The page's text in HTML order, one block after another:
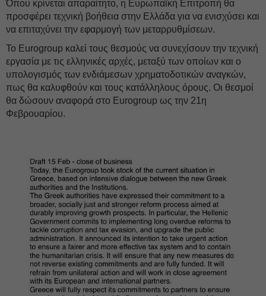
Όπου κρίνεται απαραίτητο, η Ευρωπαϊκή Επιτροπή θα
προσφέρει τεχνική βοήθεια στην Ελλάδα για να ενισχύσει και
να επιταχύνει την εφαρμογή των μεταρρυθμίσεων.
Το Eurogroup καλεί τους θεσμούς να συνεχίσουν την τεχνική
εργασία με τις ελληνικές αρχές, μεταξύ των οποίων και ο
υπολογισμός των ενδιάμεσων χρηματοδοτικών αναγκών,
πως θα καλυφθούν και τους κατάλληλους όρους. Οι θεσμοί
θα δώσουν αναφορά στο Eurogroup ως την 21η
Φεβρουαρίου.